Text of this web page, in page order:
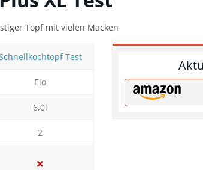
Topf mit vielen Macken
Test
Elo
6,0l
2